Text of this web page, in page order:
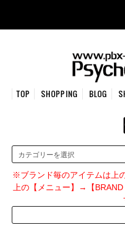
TOP SHOPPING BLOG
※ブランド毎のアイテムは上
上の【メニュー】→【